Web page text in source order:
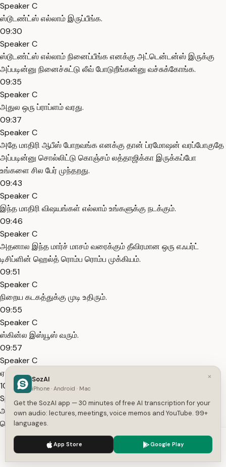
Speaker C
ஸ்டூடண்ட்ஸ் எல்லாம் இருப்பீங்க.
09:30
Speaker C
ஸ்டூடண்ட்ஸ் எல்லாம் நினைப்பீங்க எனக்கு அட்டென்டன்ஸ் இருக்கு
அப்படின்னு நினைச்சுட்டு லீவ் போடுறீங்கன்னு வச்சுக்கோங்க.
09:35
Speaker C
அதுல ஒரு ப்ராப்ளம் வரது.
09:37
Speaker C
அதே மாதிரி ஆபீஸ் போறவங்க எனக்கு தான் ப்ரமோஷன் வரப்போகுதே
அப்படின்னு சொல்லிட்டு கொஞ்சம் லத்தாஜிக்கா இருக்கப்போ
உங்களை சில பேர் முந்தறது.
09:43
Speaker C
இந்த மாதிரி விஷயங்கள் எல்லாம் உங்களுக்கு நடக்கும்.
09:46
Speaker C
அதனால இந்த மார்ச் மாசம் வரைக்கும் தீவிரமான ஒரு எஃபர்ட்
டிசிப்ளின் ஹெல்த் ரொம்ப ரொம்ப முக்கியம்.
09:51
Speaker C
நிறைய கடகத்துக்கு முடி உதிரும்.
09:55
Speaker C
ஸ்கின்ல இஸ்யூஸ் வரும்.
09:57
Speaker C
ஏன் அப்படின்னா உங்களை நீங்க கவனம் செலுத்த மாட்டீங்க.
10:00
Speaker C
அதனால முதல் உங்களுடைய ஹெல்த்ல நீங்க பிரையாரிட்டி
கொடுக்கணும் மார்ச் மாசம் வரைக்கும்.
10:04
Speaker C
ஏன்னா அதுக்கப்புறம் குரோத்தை நோக்கி போகக்கூடிய அடுத்த
We use cookies to enhance your experience.
×
SozAI
iPhone · Android · Mac
Get the SozAI app — 30 minutes of free AI transcription for your
own audio: lectures, meetings, voice memos and YouTube. 99+
languages.
App Store Google Play